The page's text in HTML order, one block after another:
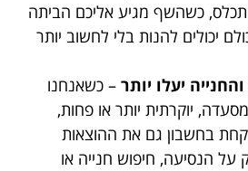
ותכלס, כשהשף מגיע אליכם הביתה
יכולים להנות בלי לחשוב יותר
יעלו יותר – כשאנחנו
יוקרתית יותר או פחות,
בחשבון גם את ההוצאות
על הנסיעה, חיפוש חנייה או